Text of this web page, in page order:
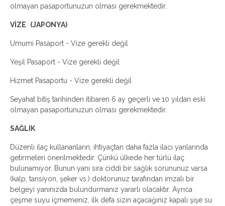
olmayan pasaportunuzun olması gerekmektedir.
VİZE (JAPONYA)
Umumi Pasaport - Vize gerekli değil
Yeşil Pasaport - Vize gerekli değil
Hizmet Pasaportu - Vize gerekli değil
Seyahat bitiş tarihinden itibaren 6 ay geçerli ve 10 yıldan eski
olmayan pasaportunuzun olması gerekmektedir.
SAĞLIK
Düzenli ilaç kullananların, ihtiyaçtan daha fazla ilacı yanlarında
getirmeleri önerilmektedir. Çünkü ülkede her türlü ilaç
bulunamıyor. Bunun yanı sıra ciddi bir sağlık sorununuz varsa
(kalp, tansiyon, şeker vs.) doktorunuz tarafından imzalı bir
belgeyi yanınızda bulundurmanız yararlı olacaktır. Ayrıca
çeşme suyu içmemeniz, ilk defa sizin açacağınız kapalı şişe su